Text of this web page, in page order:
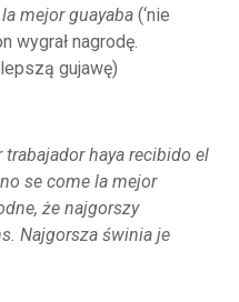
mejor guayaba (‘nie
wygrał nagrodę.
gujawę)
haya recibido el
se come la mejor
że najgorszy
Najgorsza świnia je